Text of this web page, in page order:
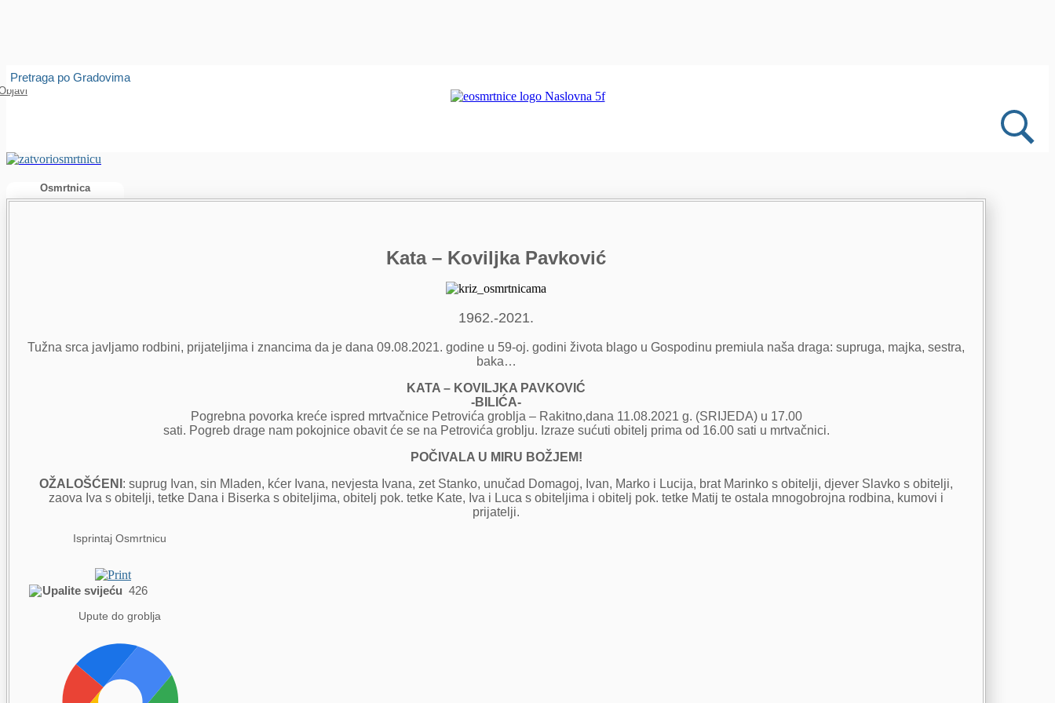
Pretraga po Gradovima
Osmrtnica
Kata – Koviljka Pavković
1962.-2021.
Tužna srca javljamo rodbini, prijateljima i znancima da je dana 09.08.2021. godine u 59-oj. godini života blago u Gospodinu premiula naša draga: supruga, majka, sestra,
baka…
KATA – KOVILJKA PAVKOVIĆ
-BILIĆA-
Pogrebna povorka kreće ispred mrtvačnice Petrovića groblja – Rakitno,dana 11.08.2021 g. (SRIJEDA) u 17.00
sati. Pogreb drage nam pokojnice obavit će se na Petrovića groblju. Izraze sućuti obitelj prima od 16.00 sati u mrtvačnici.
POČIVALA U MIRU BOŽJEM!
OŽALOŠĆENI : suprug Ivan, sin Mladen, kćer Ivana, nevjesta Ivana, zet Stanko, unučad Domagoj, Ivan, Marko i Lucija, brat Marinko s obitelji, djever Slavko s obitelji,
zaova Iva s obitelji, tetke Dana i Biserka s obiteljima, obitelj pok. tetke Kate, Iva i Luca s obiteljima i obitelj pok. tetke Matij te ostala mnogobrojna rodbina, kumovi i
prijatelji.
Isprintaj Osmrtnicu
Upalite svijeću 426
Upute do groblja